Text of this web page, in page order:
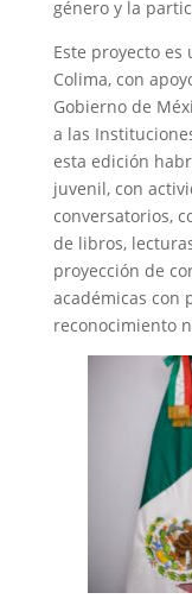
género y la
Este proyecto
Colima, con
Gobierno de
a las
esta edición
juvenil, con
conversatorios,
de libros,
proyección de
académicas con
reconocimiento